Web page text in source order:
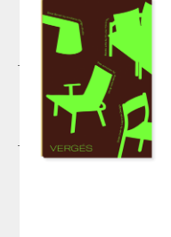
amb potes
tipus patí
Lounge Cistell
amb potes de fusta
Cadira Cistell Curve
amb braços i potes